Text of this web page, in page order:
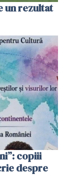
un rezultat
copiii
despre